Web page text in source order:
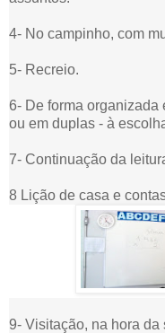
4- No campinho, com
5- Recreio.
6- De forma
ou em duplas - à
7- Continuação da
8 Lição de casa e
9- Visitação, na hora